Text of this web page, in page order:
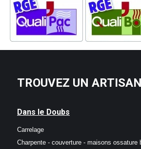
TROUVEZ UN
Dans le Doubs
Carrelage
Charpente - couverture - maisons ossature